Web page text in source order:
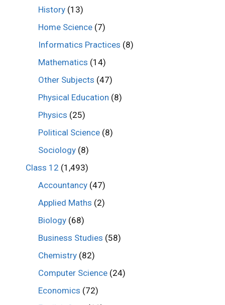
History (13)
Home Science (7)
Informatics Practices (8)
Mathematics (14)
Other Subjects (47)
Physical Education (8)
Physics (25)
Political Science (8)
Sociology (8)
Class 12 (1,493)
Accountancy (47)
Applied Maths (2)
Biology (68)
Business Studies (58)
Chemistry (82)
Computer Science (24)
Economics (72)